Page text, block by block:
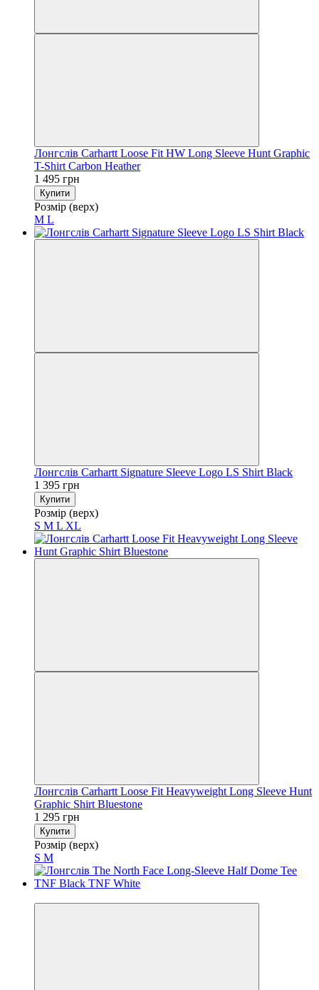
Лонгслів Carhartt Loose Fit HW Long Sleeve Hunt Graphic
T-Shirt Carbon Heather
1 495 грн
Купити
Розмір (верх)
M L
Лонгслів Carhartt Signature Sleeve Logo LS Shirt Black
1 395 грн
Купити
Розмір (верх)
S M L XL
Лонгслів Carhartt Loose Fit Heavyweight Long Sleeve Hunt
Graphic Shirt Bluestone
1 295 грн
Купити
Розмір (верх)
S M